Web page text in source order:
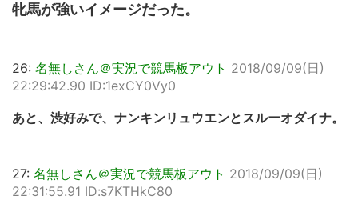
牝馬が強いイメージだった。
26: 名無しさん＠実況で競馬板アウト 2018/09/09(日)
22:29:42.90 ID:1exCY0Vy0
あと、渋好みで、ナンキンリュウエンとスルーオダイナ。
27: 名無しさん＠実況で競馬板アウト 2018/09/09(日)
22:31:55.91 ID:s7KTHkC80